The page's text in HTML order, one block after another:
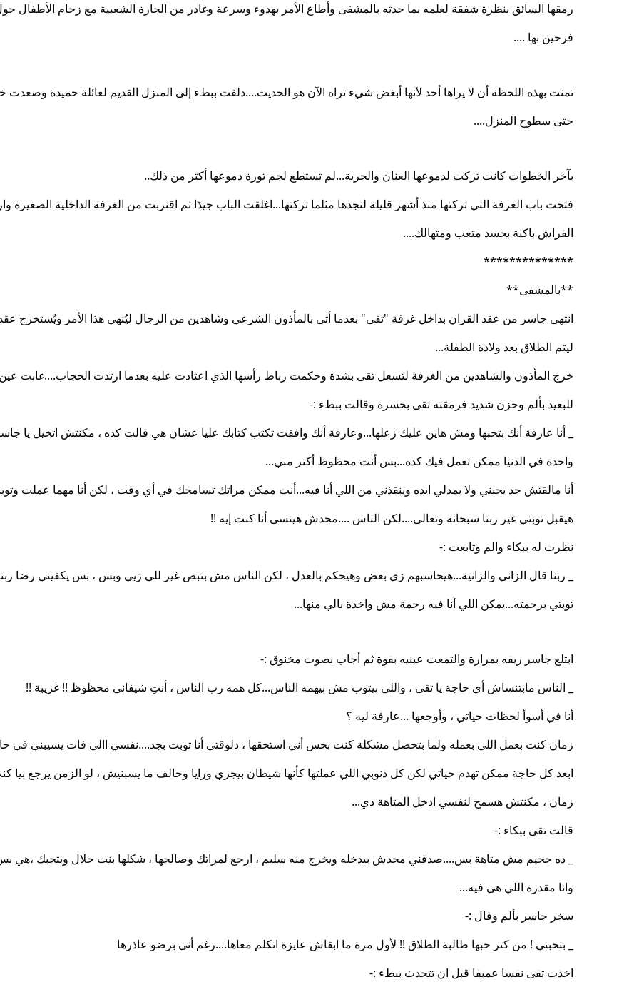
رمقها السائق بنظرة شفقة لعلمه بما حدثه بالمشفى وأطاع الأمر بهدوء وسرعة وغادر من الحارة الشعبية مع زحام الأطفال
فرحين بها ....
تمنت بهذه اللحظة أن لا يراها أحد لأنها أبغض شيء تراه الآن هو الحديث....دلفت ببطء إلى المنزل القديم لعائلة حميدة
حتى سطوح المنزل....
بآخر الخطوات كانت تركت لدموعها العنان والحرية...لم تستطع لجم ثورة دموعها أكثر من ذلك..
فتحت باب الغرفة التي تركتها منذ أشهر قليلة لتجدها مثلما تركتها...اغلقت الباب جيدًا ثم اقتربت من الغرفة الداخلية الصغيرة
الفراش باكية بجسد متعب ومتهالك....
**************
**بالمشفى**
انتهى جاسر من عقد القران بداخل غرفة "تقى" بعدما أتى بالمأذون الشرعي وشاهدين من الرجال ليُنهي هذا الأمر ويُستخرج
ليتم الطلاق بعد ولادة الطفلة...
خرج المأذون والشاهدين من الغرفة لتسعل تقى بشدة وحكمت رباط رأسها الذي اعتادت عليه بعدما ارتدت الحجاب....غابت
للبعيد بألم وحزن شديد فرمقته تقى بحسرة وقالت ببطء :-
_ أنا عارفة أنك بتحبها ومش هاين عليك زعلها...وعارفة أنك وافقت تكتب كتابك عليا عشان هي قالت كده ، مكنتش اتخيل يا
واحدة في الدنيا ممكن تعمل فيك كده...بس أنت محظوظ أكتر مني...
أنا مالقتش حد يحبني ولا يمدلي ايده وينقذني من اللي أنا فيه...أنت ممكن مراتك تسامحك في أي وقت ، لكن أنا مهما عملت
هيقبل توبتي غير ربنا سبحانه وتعالى....لكن الناس ....محدش هينسى أنا كنت إيه !!
نظرت له ببكاء والم وتابعت :-
_ ربنا قال الزاني والزانية...هيحاسبهم زي بعض وهيحكم بالعدل ، لكن الناس مش بتبص غير للي زيي وبس ، بس يكفيني رضا ربنا
توبتي برحمته...يمكن اللي أنا فيه رحمة مش واخدة بالي منها...
ابتلع جاسر ريقه بمرارة والتمعت عينيه بقوة ثم أجاب بصوت مخنوق :-
_ الناس مابتنساش أي حاجة يا تقى ، واللي بيتوب مش بيهمه الناس...كل همه رب الناس ، أنتِ شيفاني محظوظ !! غريبة !!
أنا في أسوأ لحظات حياتي ، وأوجعها ...عارفة ليه ؟
زمان كنت بعمل اللي بعمله ولما بتحصل مشكلة كنت بحس أني استحقها ، دلوقتي أنا توبت بجد....نفسي االي فات يسيبني في
ابعد كل حاجة ممكن تهدم حياتي لكن كل ذنوبي اللي عملتها كأنها شيطان بيجري ورايا وحالف ما يسبنيش ، لو الزمن يرجع بيا
زمان ، مكنتش هسمح لنفسي ادخل المتاهة دي...
قالت تقى ببكاء :-
_ ده جحيم مش متاهة بس....صدقني محدش بيدخله ويخرج منه سليم ، ارجع لمراتك وصالحها ، شكلها بنت حلال وبتحبك ،هي
وانا مقدرة اللي هي فيه...
سخر جاسر بألم وقال :-
_ بتحبني ! من كتر حبها طالبة الطلاق !! لأول مرة ما ابقاش عايزة اتكلم معاها....رغم أني برضو عاذرها
اخذت تقى نفسا عميقا قبل ان تتحدث ببطء :-